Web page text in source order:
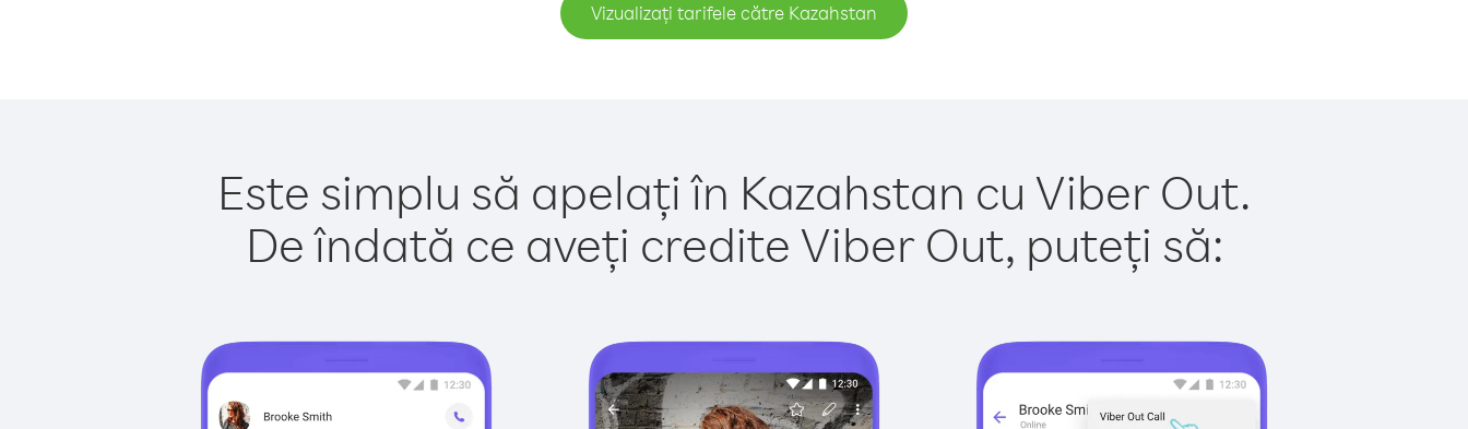
Vizualizați tarifele către Kazahstan
Este simplu să apelați în Kazahstan cu Viber Out.
De îndată ce aveți credite Viber Out, puteți să: